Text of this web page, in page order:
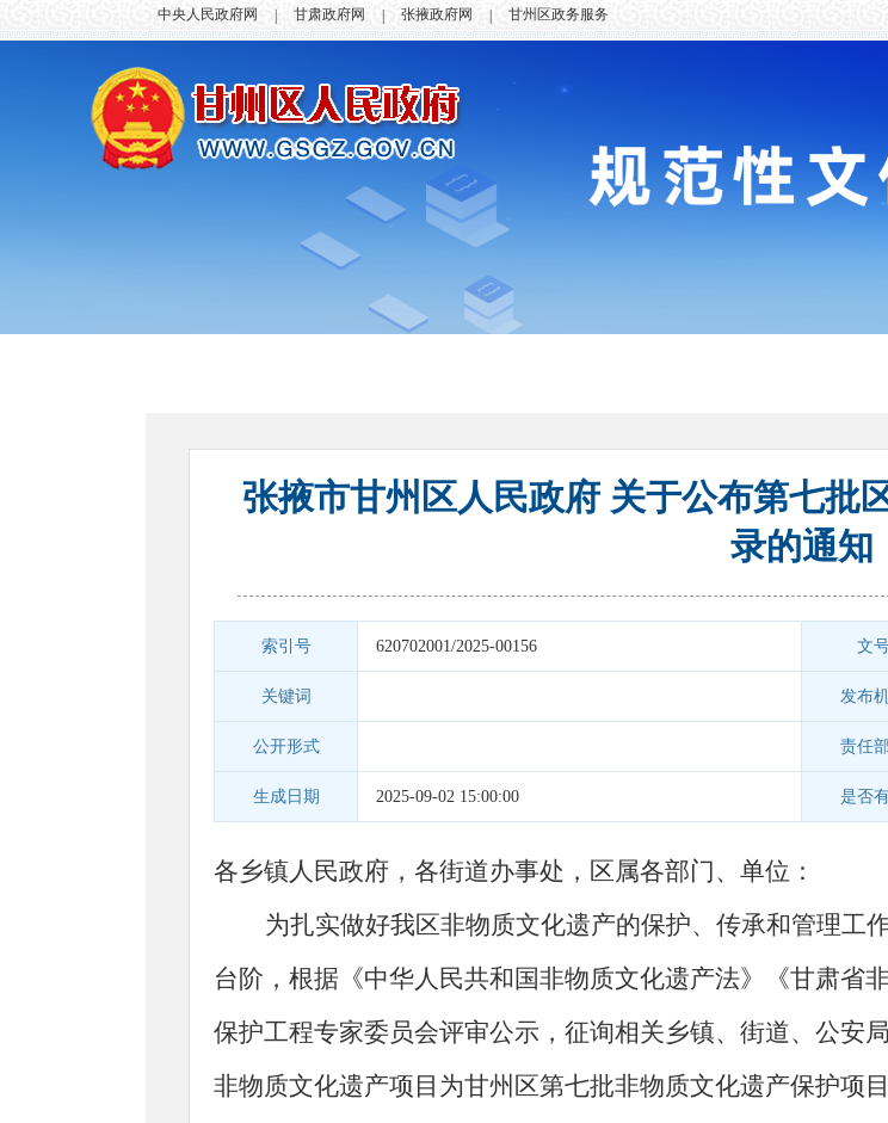
中央人民政府网 甘肃政府网 张掖政府网 甘州区政务服务
张掖市甘州区人民政府 关于公布第七批
录的通知
索引号 620702001/2025-00156 文
关键词 发布
公开形式 责任
生成日期 2025-09-02 15:00:00 是否
各乡镇人民政府，各街道办事处，区属各部门、单位：
为扎实做好我区非物质文化遗产的保护、传承和管理工
台阶 ， 根据《中华人民共和国非物质文化遗产法》《甘肃省
保护工程专家委员会评审公示，征询相关乡镇、街道、公安
非物质文化遗产项目为甘州区第七批非物质文化遗产保护项